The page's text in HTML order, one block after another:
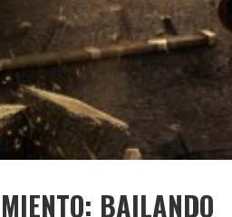
BAILANDO